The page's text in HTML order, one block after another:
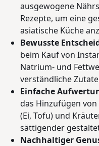
ausgewogene
Rezepte, um eine
asiatische Küche
Bewusste
beim Kauf von
Natrium- und
verständliche
Einfache
das Hinzufügen
(Ei, Tofu) und
sättigender
Nachhaltiger